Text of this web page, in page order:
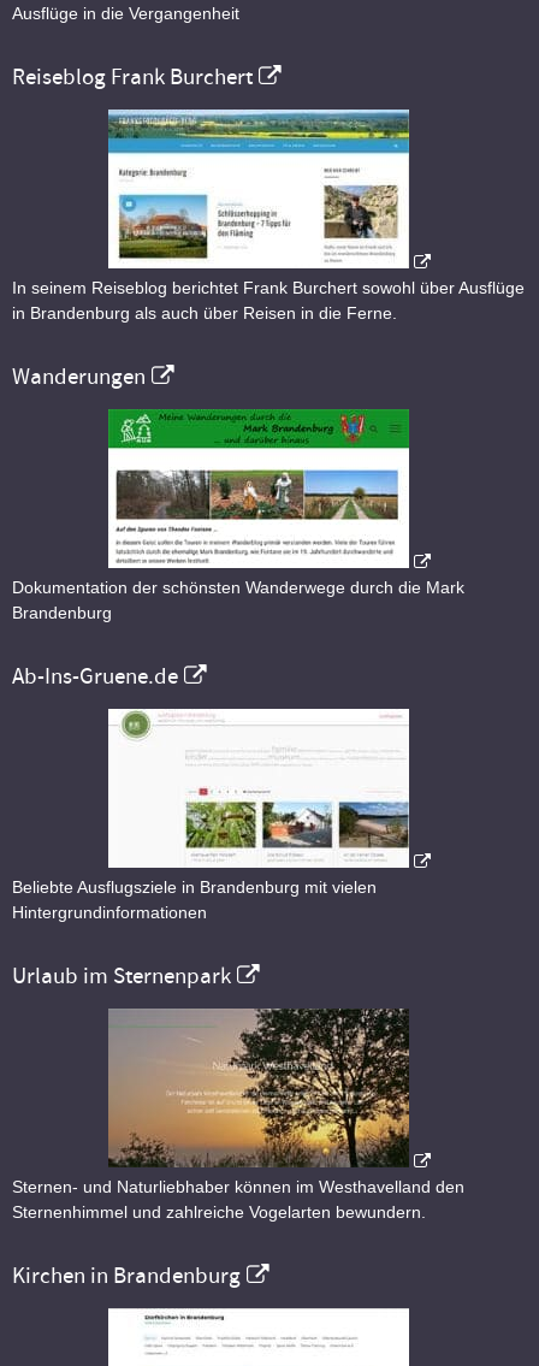
Ausflüge in die Vergangenheit
Reiseblog Frank Burchert
In seinem Reiseblog berichtet Frank Burchert sowohl über Ausflüge
in Brandenburg als auch über Reisen in die Ferne.
Wanderungen
Dokumentation der schönsten Wanderwege durch die Mark
Brandenburg
Ab-Ins-Gruene.de
Beliebte Ausflugsziele in Brandenburg mit vielen
Hintergrundinformationen
Urlaub im Sternenpark
Sternen- und Naturliebhaber können im Westhavelland den
Sternenhimmel und zahlreiche Vogelarten bewundern.
Kirchen in Brandenburg